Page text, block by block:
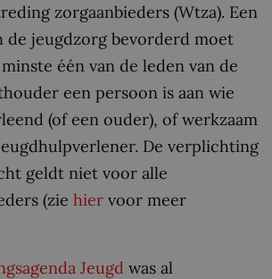
zorgaanbieders (Wtza). Een
de jeugdzorg bevorderd moet
één van de leden van de
een persoon is aan wie
(of een ouder), of werkzaam
De verplichting
geldt niet voor alle
(zie hier voor meer
Jeugd was al